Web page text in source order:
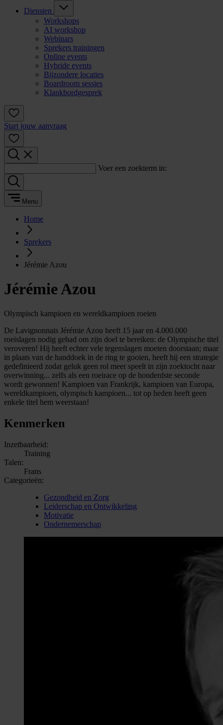
Diensten
Workshops
AI workshop
Webinars
Sprekers trainingen
Online events
Hybride events
Bijzondere locaties
Boardroom sessies
Klankbordgesprek
Start jouw aanvraag
Voer een zoekterm in:
Menu
Home
Sprekers
Jérémie Azou
Jérémie Azou
Olympisch kampioen en wereldkampioen roeien
De Lavignonnais Jérémie Azou heeft 15 jaar en 4.000.000
roeislagen nodig gehad om zijn doel te bereiken: de Olympische titel
veroveren! Hij heeft echter vele tegenslagen moeten doorstaan; maar
in plaats van de handdoek in de ring te gooien, heeft hij een strategie
gedefinieerd zodat geluk geen rol meer speelt in zijn zoektocht naar
overwinning... zelfs als een roeirace op de honderdste seconde
wordt gewonnen! Kampioen van Frankrijk, kampioen van Europa,
wereldkampioen, olympisch kampioen... tot op heden heeft geen
enkele titel hem weerstaan!
Kenmerken
Inzetbaarheid:
Training
Talen:
Frans
Categorieën:
Gezondheid en Zorg
Leiderschap en Ontwikkeling
Motivatie
Ondernemerschap